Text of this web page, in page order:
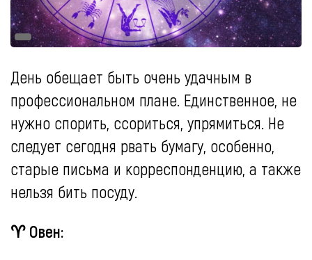
День обещает быть очень удачным в
профессиональном плане. Единственное, не
нужно спорить, ссориться, упрямиться. Не
следует сегодня рвать бумагу, особенно,
старые письма и корреспонденцию, а также
нельзя бить посуду.
♈ Овен: